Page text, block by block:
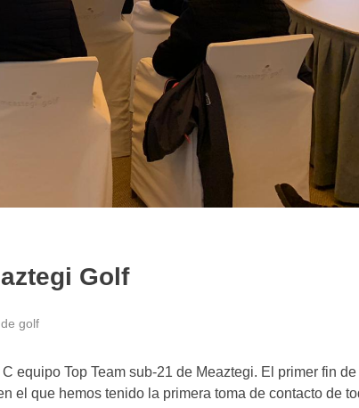
Golf
golf
equipo Top Team sub-21 de Meaztegi. El primer fin
el que hemos tenido la primera toma de contacto de